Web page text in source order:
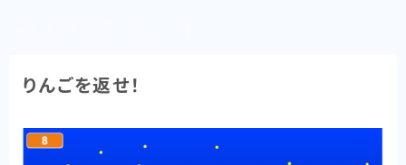
りんごを返せ！